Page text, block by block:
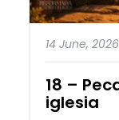
14 June, 2026
18 –
iglesia